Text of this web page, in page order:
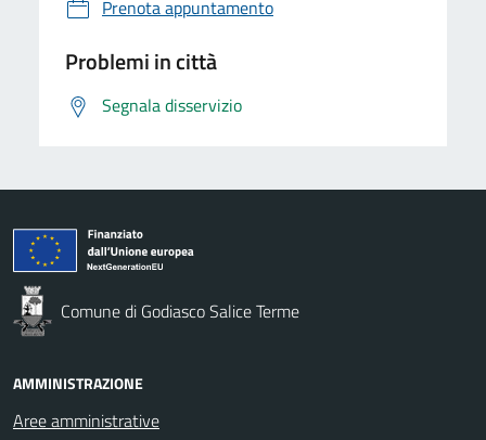
Prenota appuntamento
Problemi in città
Segnala disservizio
Comune di Godiasco Salice Terme
AMMINISTRAZIONE
Aree amministrative